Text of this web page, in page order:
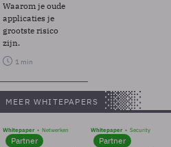
Waarom je oude
applicaties je
grootste risico
zijn.
1 min
MEER WHITEPAPERS
Whitepaper Netwerken
Partner
Whitepaper Security
Partner